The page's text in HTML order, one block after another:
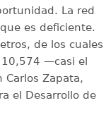
La red
es deficiente.
de los cuales
—casi el
Carlos Zapata,
el Desarrollo de